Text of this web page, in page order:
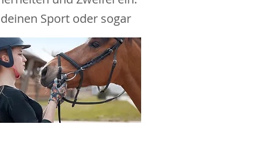
Sport oder sogar